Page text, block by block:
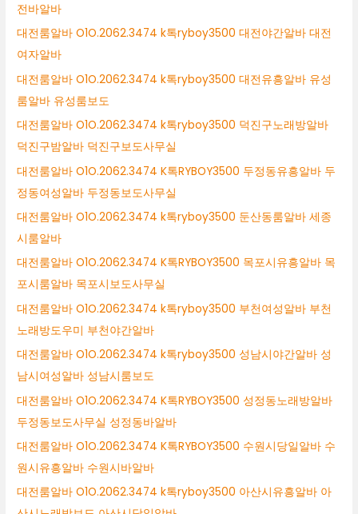
전바알바
대전룸알바 O1O.2062.3474 k톡ryboy3500 대전야간알바 대전
여자알바
대전룸알바 O1O.2062.3474 k톡ryboy3500 대전유흥알바 유성
룸알바 유성룸보도
대전룸알바 O1O.2062.3474 k톡ryboy3500 덕진구노래방알바
덕진구밤알바 덕진구보도사무실
대전룸알바 O1O.2062.3474 K톡RYBOY3500 두정동유흥알바 두
정동여성알바 두정동보도사무실
대전룸알바 O1O.2062.3474 k톡ryboy3500 둔산동룸알바 세종
시룸알바
대전룸알바 O1O.2062.3474 K톡RYBOY3500 목포시유흥알바 목
포시룸알바 목포시보도사무실
대전룸알바 O1O.2062.3474 k톡ryboy3500 부천여성알바 부천
노래방도우미 부천야간알바
대전룸알바 O1O.2062.3474 k톡ryboy3500 성남시야간알바 성
남시여성알바 성남시룸보도
대전룸알바 O1O.2062.3474 K톡RYBOY3500 성정동노래방알바
두정동보도사무실 성정동바알바
대전룸알바 O1O.2062.3474 K톡RYBOY3500 수원시당일알바 수
원시유흥알바 수원시바알바
대전룸알바 O1O.2062.3474 k톡ryboy3500 아산시유흥알바 아